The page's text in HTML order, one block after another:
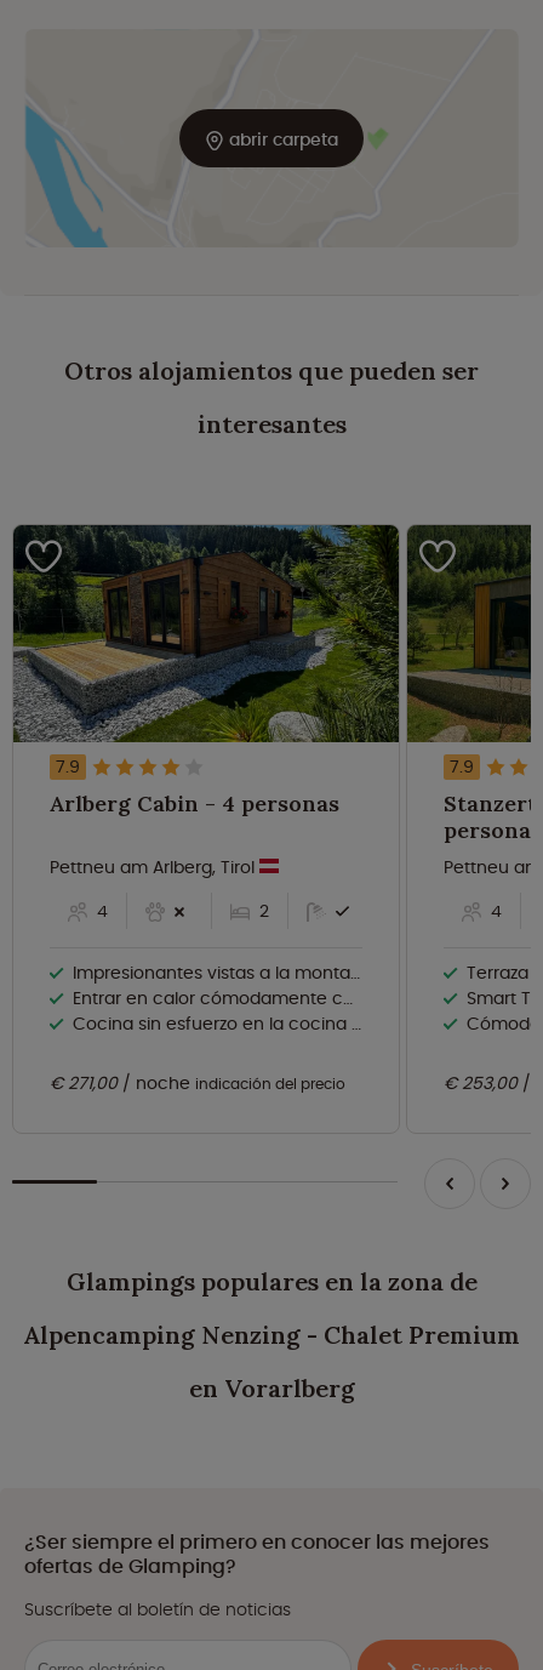
abrir carpeta
Otros alojamientos que pueden ser
interesantes
7.9
Arlberg Cabin - 4 personas
Pettneu am Arlberg, Tirol
4
2
Impresionantes vistas a la montaña desde la terraza privada
Entrar en calor cómodamente con calefacción por suelo radiante
Cocina sin esfuerzo en la cocina completamente equipada
€ 271,00 noche indicación del precio
7.9
personas
Pettneu
4
Terraza
Smart
€ 253,00
Glampings populares en la zona de
Alpencamping Nenzing - Chalet Premium
en Vorarlberg
¿Ser siempre el primero en conocer las mejores
ofertas de Glamping?
Suscríbete al boletín de noticias